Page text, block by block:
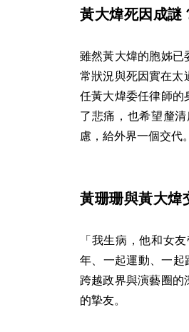
黃大煒死因成謎
雖然黃大煒的胞姊已
常狀況與死因實在太
任黃大煒委任律師的
了悲痛，也希望釐
慮，給外界一個交代。
黃珊珊與黃大煒
「我生病，他和女
年、一起運動、一
跨越政界與演藝圈的
的摯友。